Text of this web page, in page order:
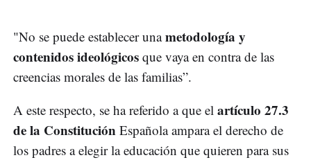
"No se puede establecer unametodología y
contenidos ideológicos que vaya en contra de las
creencias morales de las familias”.
A este respecto, se ha referido a que el artículo 27.3
de la Constitución Española ampara el derecho de
los padres a elegir la educación que quieren para sus